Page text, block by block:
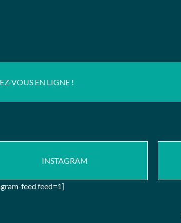
VOUS EN LIGNE !
INSTAGRAM
feed feed=1]